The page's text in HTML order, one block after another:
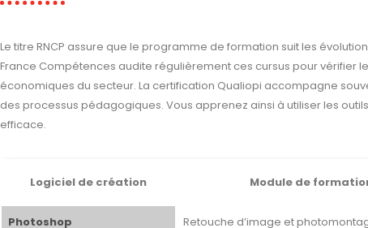
Le titre RNCP assure que le programme de formation suit les
France Compétences audite régulièrement ces cursus pour vérifier
économiques du secteur. La certification Qualiopi accompagne
des processus pédagogiques. Vous apprenez ainsi à utiliser les
efficace.
Logiciel de création Module de
Photoshop Retouche d’image et